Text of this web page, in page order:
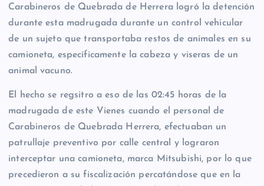
Carabineros de Quebrada de Herrera logró la detención
durante esta madrugada durante un control vehicular
de un sujeto que transportaba restos de animales en su
camioneta, específicamente la cabeza y viseras de un
animal vacuno.
El hecho se regsitro a eso de las 02:45 horas de la
madrugada de este Vienes cuando el personal de
Carabineros de Quebrada Herrera, efectuaban un
patrullaje preventivo por calle central y lograron
interceptar una camioneta, marca Mitsubishi, por lo que
precedieron a su fiscalización percatándose que en la